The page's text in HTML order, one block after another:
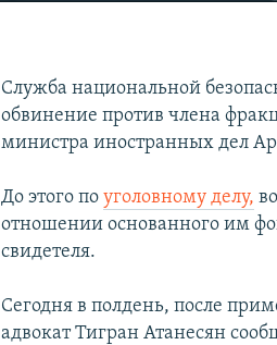
Служба национальной
обвинение против члена
министра иностранных дел
До этого поуголовному делу,
отношении основанного им
свидетеля.
Сегодня в полдень, после
адвокат Тигран Атанесян